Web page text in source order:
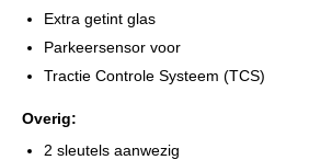
Extra getint glas
Parkeersensor voor
Tractie Controle Systeem (TCS)
Overig:
2 sleutels aanwezig